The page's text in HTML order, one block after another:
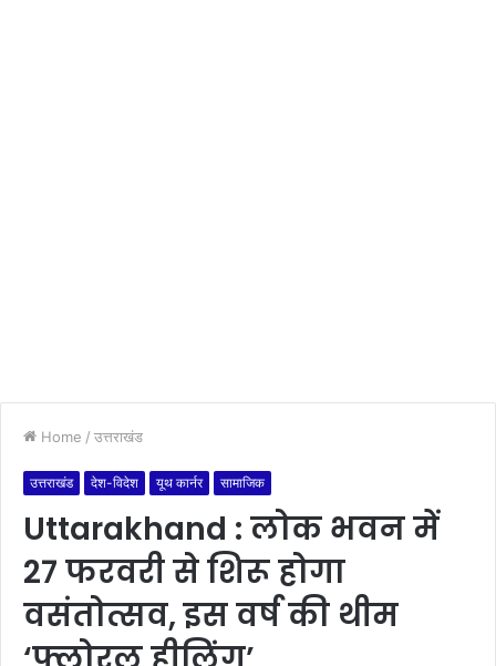
Home / उत्तराखंड
उत्तराखंड देश-विदेश यूथ कार्नर सामाजिक
Uttarakhand : लोक भवन में
27 फरवरी से शिरू होगा
वसंतोत्सव, इस वर्ष की थीम